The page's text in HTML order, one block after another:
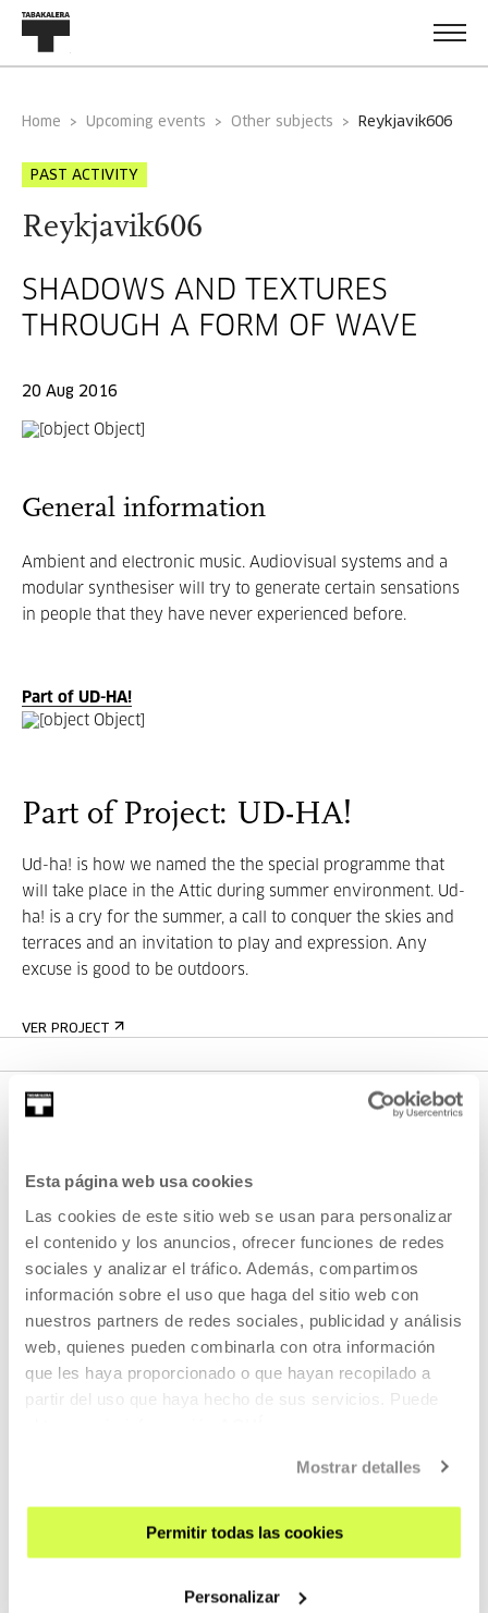
Esta página web usa cookies
Las cookies de este sitio web se usan para personalizar
el contenido y los anuncios, ofrecer funciones de redes
sociales y analizar el tráfico. Además, compartimos
información sobre el uso que haga del sitio web con
nuestros partners de redes sociales, publicidad y análisis
web, quienes pueden combinarla con otra información
que les haya proporcionado o que hayan recopilado a
partir del uso que haya hecho de sus servicios. Puede
Mostrar detalles
Permitir todas las cookies
Personalizar
Home Upcoming events Other subjects reykjavik606
PAST ACTIVITY
Reykjavik606
SHADOWS AND TEXTURES
THROUGH A FORM OF WAVE
20 Aug 2016
General information
Ambient and electronic music. Audiovisual systems and a
modular synthesiser will try to generate certain sensations
in people that they have never experienced before.
Part of UD-HA!
Part of Project: UD-HA!
Ud-ha! is how we named the the special programme that
will take place in the Attic during summer environment. Ud-
ha! is a cry for the summer, a call to conquer the skies and
terraces and an invitation to play and expression. Any
excuse is good to be outdoors.
VER PROJECT
SIGN UP FOR THE NEWSLETTER
CONTACT AND OPENING TIMES